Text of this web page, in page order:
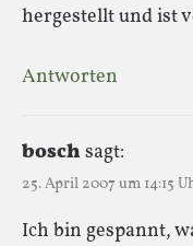
hergestellt und ist
Antworten
bosch sagt:
25. April 2007 um 14:15
Ich bin gespannt,